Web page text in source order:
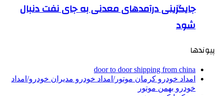
جایگزینی درآمدهای معدنی به جای نفت دنبال
شود
پیوندها
door to door shipping from china
امداد خودرو کرمان موتور/امداد خودرو مدیران خودرو/امداد
خودرو بهمن موتور